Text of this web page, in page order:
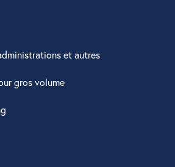
et autres
gros volume